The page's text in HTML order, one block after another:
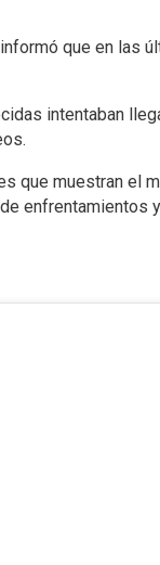
que en las
intentaban
que muestran el
enfrentamientos